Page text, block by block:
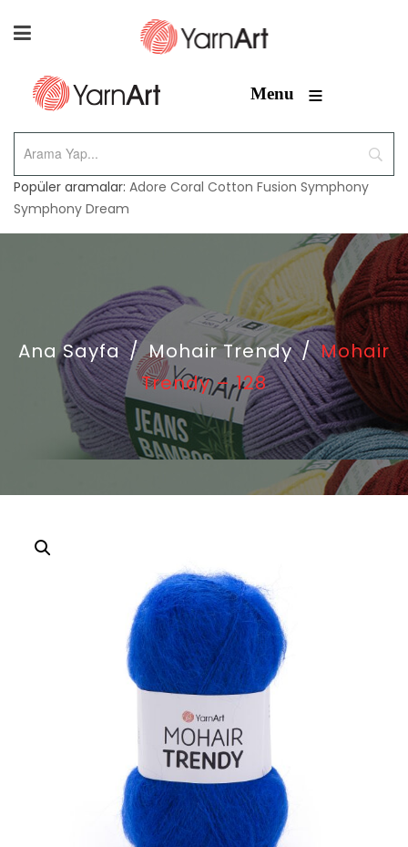
Menu ≡
Popüler aramalar: Adore Coral Cotton Fusion Symphony
Symphony Dream
Ana Sayfa / Mohair Trendy / Mohair
Trendy – 128